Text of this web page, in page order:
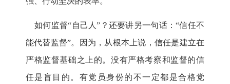
如何监督“自己人”？还要讲另一句话：“信任不
能代替监督”。因为，从根本上说，信任是建立在
严格监督基础之上的。没有严格考察和监督的信
任是盲目的。有党员身份的不一定都是合格党